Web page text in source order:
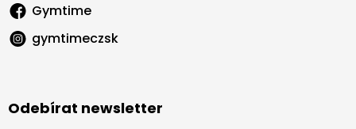
Gymtime
gymtimeczsk
Odebírat newsletter